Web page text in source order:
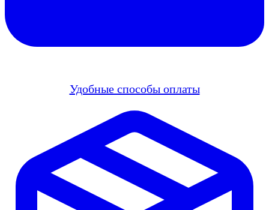
Удобные способы оплаты